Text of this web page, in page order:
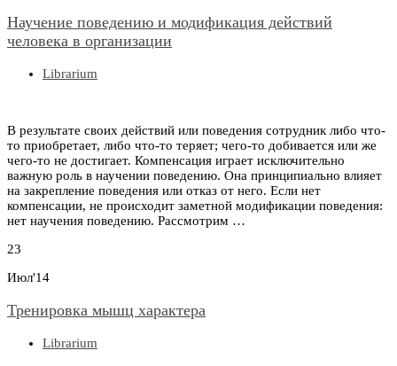
Научение поведению и модификация действий
человека в организации
Librarium
В результате своих действий или поведения сотрудник либо что-
то приобретает, либо что-то теряет; чего-то добивается или же
чего-то не достигает. Компенсация играет исключительно
важную роль в научении поведению. Она принципиально влияет
на закрепление поведения или отказ от него. Если нет
компенсации, не происходит заметной модификации поведения:
нет научения поведению. Рассмотрим …
23
Июл'14
Тренировка мышц характера
Librarium